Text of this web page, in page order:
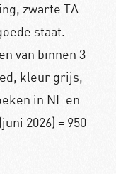
zwarte TA
staat.
van binnen 3
kleur grijs,
in NL en
2026) = 950